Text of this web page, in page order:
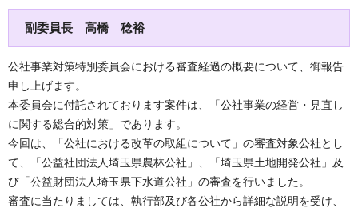
副委員長 高橋 稔裕
公社事業対策特別委員会における審査経過の概要について、御報告
申し上げます。
本委員会に付託されております案件は、「公社事業の経営・見直し
に関する総合的対策」であります。
今回は、「公社における改革の取組について」の審査対象公社とし
て、「公益社団法人埼玉県農林公社」、「埼玉県土地開発公社」及
び「公益財団法人埼玉県下水道公社」の審査を行いました。
審査に当たりましては、執行部及び各公社から詳細な説明を受け、